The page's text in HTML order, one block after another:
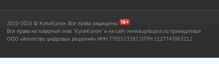
2010-2026 © КупиКупон. Все права защищены.
Все права на товарный знак "КупиКупон" и на сайт www.kupikupon.ru принадлежат
OOO «Агентство цифровых решений» ИНН 7705523387, ОГРН 1127747063212